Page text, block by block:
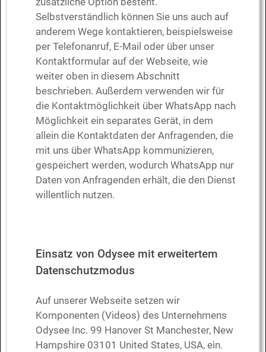
Selbstverständlich können Sie uns auch auf
anderem Wege kontaktieren, beispielsweise
per Telefonanruf, E-Mail oder über unser
Kontaktformular auf der Webseite, wie
weiter oben in diesem Abschnitt
beschrieben. Außerdem verwenden wir für
die Kontaktmöglichkeit über WhatsApp nach
Möglichkeit ein separates Gerät, in dem
allein die Kontaktdaten der Anfragenden, die
mit uns über WhatsApp kommunizieren,
gespeichert werden, wodurch WhatsApp nur
Daten von Anfragenden erhält, die den Dienst
willentlich nutzen.
Einsatz von Odysee mit erweitertem
Datenschutzmodus
Auf unserer Webseite setzen wir
Komponenten (Videos) des Unternehmens
Odysee Inc. 99 Hanover St Manchester, New
Hampshire 03101 United States, USA, ein.